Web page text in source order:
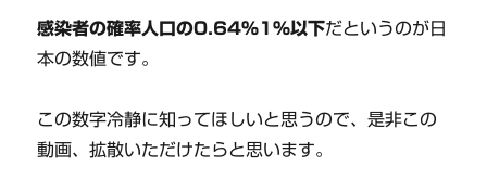
感染者の確率人口の0.64%1%以下だというのが日
本の数値です。
この数字冷静に知ってほしいと思うので、是非この
動画、拡散いただけたらと思います。